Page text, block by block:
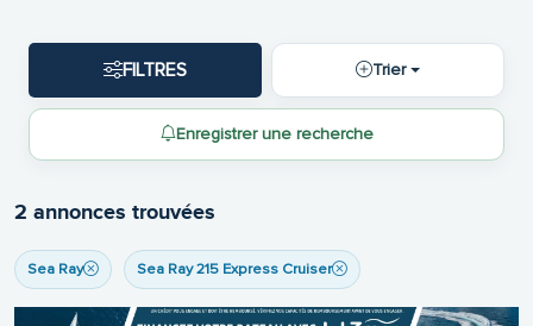
FILTRES Trier
Enregistrer une recherche
2 annonces trouvées
Sea Ray Sea Ray 215 Express Cruiser